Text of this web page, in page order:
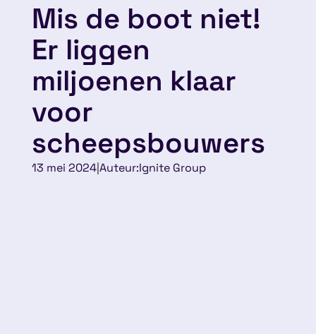
Mis de boot niet!
Er liggen
miljoenen klaar
voor
scheepsbouwers
13 mei 2024|Auteur:Ignite Group